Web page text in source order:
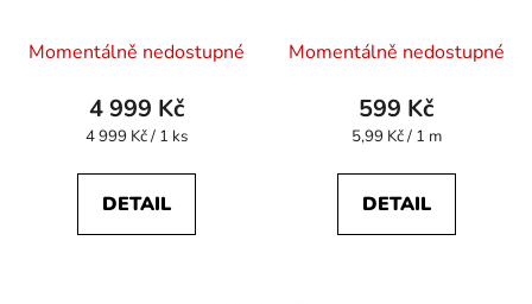
Momentálně nedostupné
4 999 Kč
Měrná
4 999 Kč / 1 ks
DETAIL
Momentálně nedostupné
599 Kč
Měrná
5,99 Kč / 1 m
DETAIL